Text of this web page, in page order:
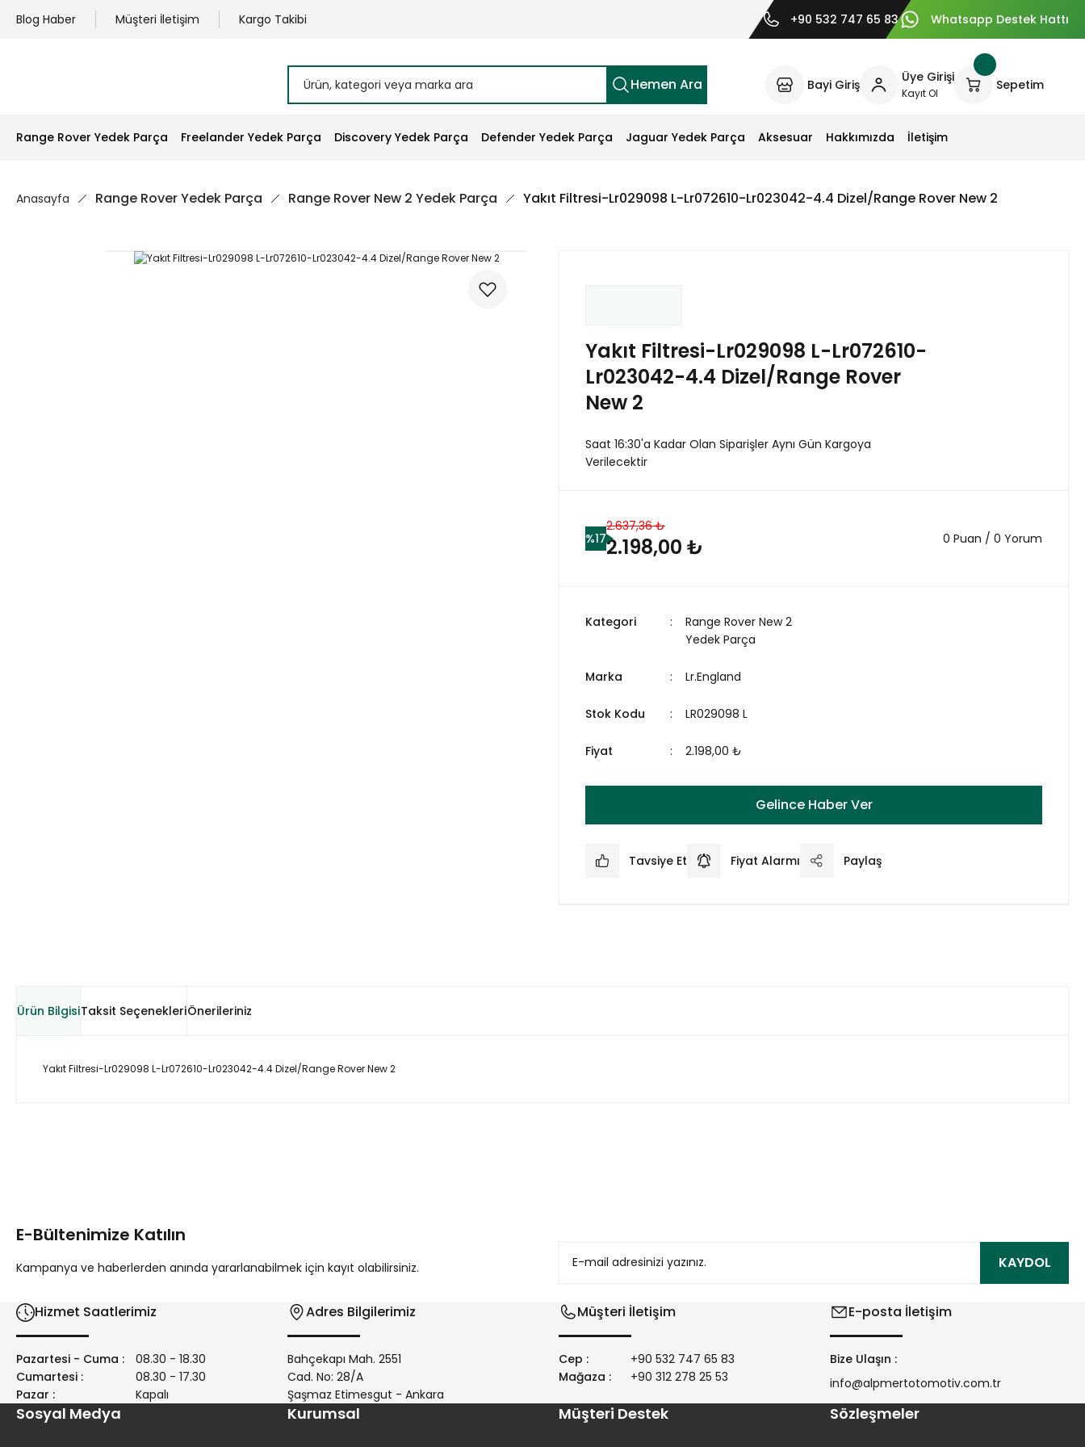
Blog Haber Müşteri İletişim Kargo Takibi +90 532 747 65 83 Whatsapp Destek Hattı
Hemen Ara Bayi Giriş Üye Girişi
Kayıt Ol
Sepetim
Range Rover Yedek Parça Freelander Yedek Parça Discovery Yedek Parça Defender Yedek Parça Jaguar Yedek Parça Aksesuar Hakkımızda İletişim
Anasayfa Range Rover Yedek Parça Range Rover New 2 Yedek Parça Yakıt Filtresi-Lr029098 L-Lr072610-Lr023042-4.4 Dizel/Range Rover New 2
Yakıt Filtresi-Lr029098 L-Lr072610-
Lr023042-4.4 Dizel/Range Rover
New 2
Saat 16:30'a Kadar Olan Siparişler Aynı Gün Kargoya
Verilecektir
%17
2.637,36 ₺
2.198,00 ₺ 0 Puan / 0 Yorum
Kategori
Range Rover New 2
Yedek Parça
Marka Lr.England
Stok Kodu LR029098 L
Fiyat 2.198,00 ₺
Gelince Haber Ver
Tavsiye Et Fiyat Alarmı Paylaş
Ürün BilgisiTaksit SeçenekleriÖnerileriniz
Yakıt Filtresi-Lr029098 L-Lr072610-Lr023042-4.4 Dizel/Range Rover New 2
Ürün bilgilerinde hatalar bulunuyor.
E-Bültenimize Katılın
Kampanya ve haberlerden anında yararlanabilmek için kayıt olabilirsiniz. KAYDOL
Hizmet Saatlerimiz
Pazartesi - Cuma :
08.30 - 18.30
Cumartesi :
08.30 - 17.30
Pazar :
Kapalı
Adres Bilgilerimiz
Bahçekapı Mah. 2551
Cad. No: 28/A
Şaşmaz Etimesgut - Ankara
Müşteri İletişim
Cep :
+90 532 747 65 83
Mağaza :
+90 312 278 25 53
E-posta İletişim
Bize Ulaşın :
info@alpmertotomotiv.com.tr
Sosyal Medya Kurumsal Müşteri Destek Sözleşmeler